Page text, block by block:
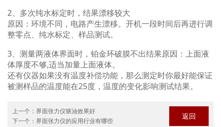
2、多次纯水标定时，结果漂移较大
原因：环境不同，电路产生漂移。开机一段时间后再进行调
整零点、纯水标定、样品测试。
3、测量两液体界面时，铂金环破膜不出结果原因：上面液
体厚度不够,适当加量上面液体。
还有仪器如果没有温度补偿功能，那么测定时你最好能保证
被测样品的温度能在25度，温度的变化影响测试结果。
上一个： 界面张力仪驱油效果好
下一个： 界面张力仪的应用行业有哪些
返回